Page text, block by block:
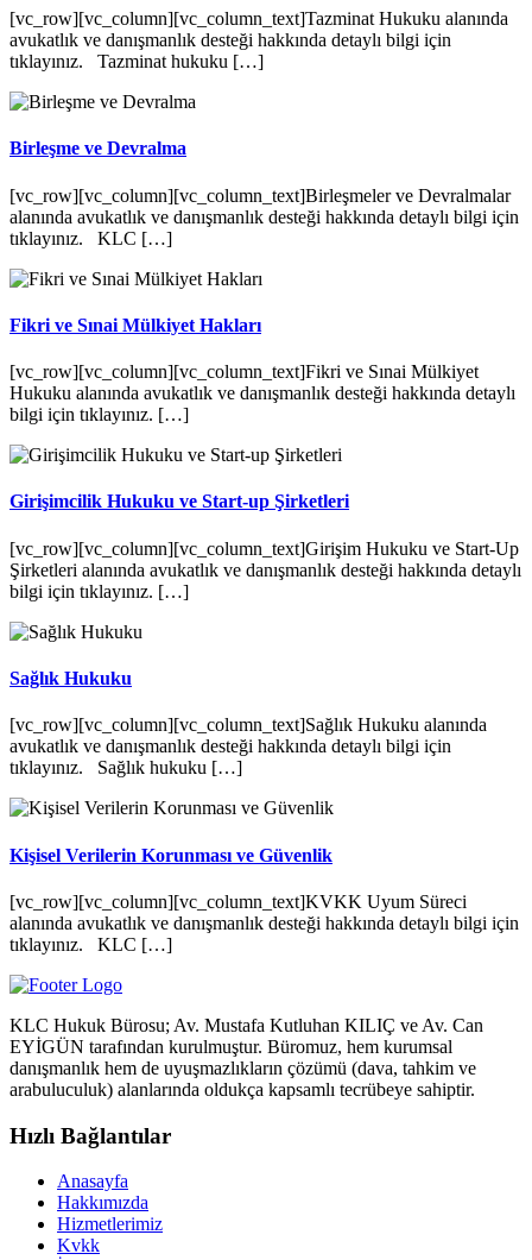
[vc_row][vc_column][vc_column_text]Tazminat Hukuku alanında
avukatlık ve danışmanlık desteği hakkında detaylı bilgi için
tıklayınız. Tazminat hukuku […]
Birleşme ve Devralma
[vc_row][vc_column][vc_column_text]Birleşmeler ve Devralmalar
alanında avukatlık ve danışmanlık desteği hakkında detaylı bilgi için
tıklayınız. KLC […]
Fikri ve Sınai Mülkiyet Hakları
[vc_row][vc_column][vc_column_text]Fikri ve Sınai Mülkiyet
Hukuku alanında avukatlık ve danışmanlık desteği hakkında detaylı
bilgi için tıklayınız. […]
Girişimcilik Hukuku ve Start-up Şirketleri
[vc_row][vc_column][vc_column_text]Girişim Hukuku ve Start-Up
Şirketleri alanında avukatlık ve danışmanlık desteği hakkında detaylı
bilgi için tıklayınız. […]
Sağlık Hukuku
[vc_row][vc_column][vc_column_text]Sağlık Hukuku alanında
avukatlık ve danışmanlık desteği hakkında detaylı bilgi için
tıklayınız. Sağlık hukuku […]
Kişisel Verilerin Korunması ve Güvenlik
[vc_row][vc_column][vc_column_text]KVKK Uyum Süreci
alanında avukatlık ve danışmanlık desteği hakkında detaylı bilgi için
tıklayınız. KLC […]
KLC Hukuk Bürosu; Av. Mustafa Kutluhan KILIÇ ve Av. Can
EYİGÜN tarafından kurulmuştur. Büromuz, hem kurumsal
danışmanlık hem de uyuşmazlıkların çözümü (dava, tahkim ve
arabuluculuk) alanlarında oldukça kapsamlı tecrübeye sahiptir.
Hızlı Bağlantılar
Anasayfa
Hakkımızda
Hizmetlerimiz
Kvkk